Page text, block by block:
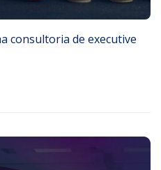
consultoria de executive